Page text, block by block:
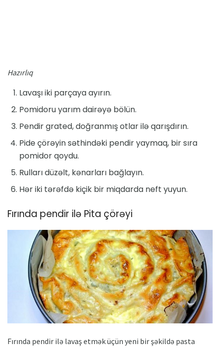
Hazırlıq
Lavaşı iki parçaya ayırın.
Pomidoru yarım dairəyə bölün.
Pendir grated, doğranmış otlar ilə qarışdırın.
Pide çörəyin səthindəki pendir yaymaq, bir sıra
pomidor qoydu.
Rulları düzəlt, kənarları bağlayın.
Hər iki tərəfdə kiçik bir miqdarda neft yuyun.
Fırında pendir ilə Pita çörəyi
Fırında pendir ilə lavaş etmək üçün yeni bir şəkildə pasta